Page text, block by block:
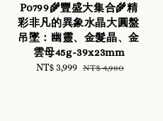
P0799🌾豐盛大集合🌾精
彩非凡的異象水晶大圓盤
吊墜：幽靈、金髮晶、金
雲母45g-39x23mm
Sale
NT$ 3,999 Regular
NT$ 4,980